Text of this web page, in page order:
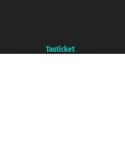
Taoticket